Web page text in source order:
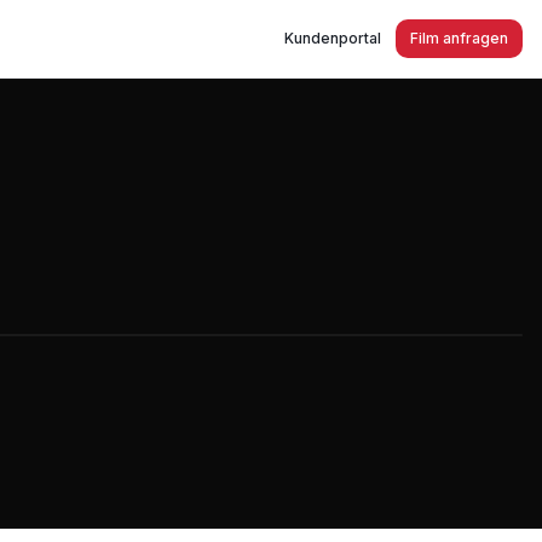
Kundenportal Film anfragen